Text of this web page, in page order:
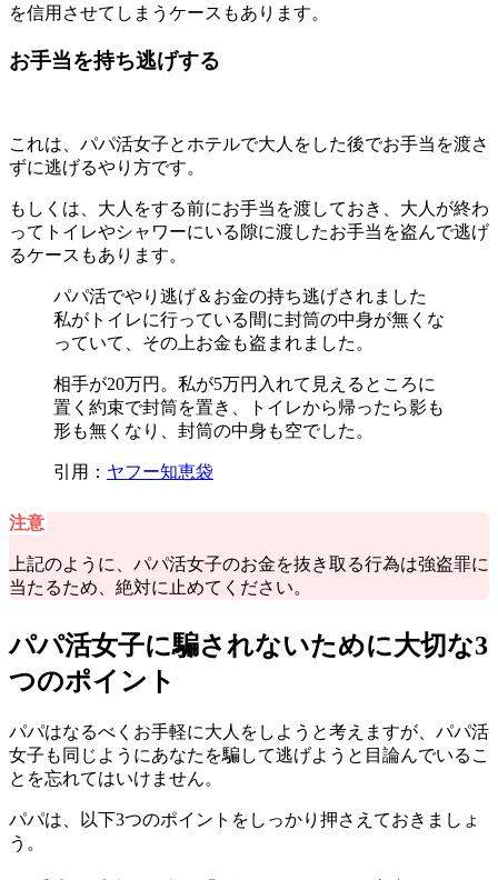
を信用させてしまうケースもあります。
お手当を持ち逃げする
これは、パパ活女子と ホテルで大人をした後でお手当を渡さ
ずに逃げるやり方です。
もしくは、大人をする前にお手当を渡しておき、大人が終わ
って トイレやシャワーにいる隙に渡したお手当を盗んで逃げ
るケースもあります。
パパ活でやり逃げ＆お金の持ち逃げされました
私がトイレに行っている間に封筒の中身が無くな
っていて、その上お金も盗まれました。
相手が20万円。私が5万円入れて見えるところに
置く約束で封筒を置き、トイレから帰ったら影も
形も無くなり、封筒の中身も空でした。
引用： ヤフー知恵袋
注意
上記のように、パパ活女子のお金を抜き取る行為は強盗罪に
当たるため、絶対に止めてください。
パパ活女子に騙されないために大切な3
つのポイント
パパはなるべくお手軽に大人をしようと考えますが、 パパ活
女子も同じようにあなたを騙して逃げようと目論んでいる こ
とを忘れてはいけません。
パパは、以下3つのポイントをしっかり押さえておきましょ
う。